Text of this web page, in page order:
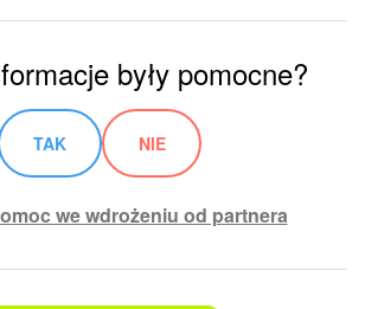
były pomocne?
TAK NIE
we wdrożeniu od partnera